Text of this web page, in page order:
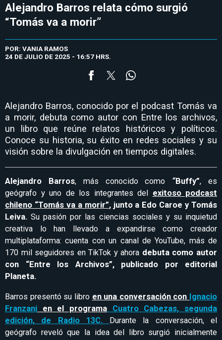
Alejandro Barros relata cómo surgió
“Tomás va a morir”
POR: VANIA RAMOS
24 DE JULIO DE 2025 - 16:57 HRS.
Alejandro Barros, conocido por el podcast Tomás va
a morir, debuta como autor con Entre los archivos,
un libro que reúne relatos históricos y políticos.
Conoce su historia, su éxito en redes sociales y su
visión sobre la divulgación en tiempos digitales.
Alejandro Barros, más conocido como “Buffy”, es
geógrafo y uno de los integrantes del exitoso podcast
chileno “Tomás va a morir”, junto a Edo Caroe y Tomás
Leiva.Su pasión por las ciencias sociales y su inquietud
creativa lo han llevado a expandirse como creador
multiplataforma: cuenta con un canal de YouTube, más de
170 mil seguidores en TikTok y ahora debuta como autor
con “Entre los Archivos”, publicado por editorial
Planeta.
Barros presentó su libro en una conversación con Ignacio
Franzani en el programa Cuatro Cabezas, segunda
edición, de Radio 13C. Durante la conversación, el
geógrafo reveló que la idea del libro surgió inicialmente